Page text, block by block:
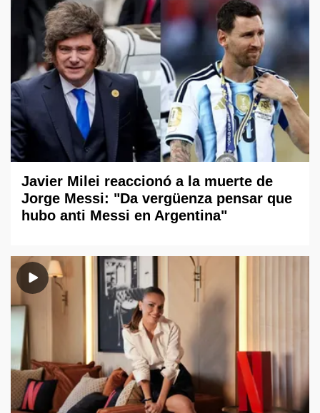
Javier Milei reaccionó a la muerte de
Jorge Messi: "Da vergüenza pensar que
hubo anti Messi en Argentina"